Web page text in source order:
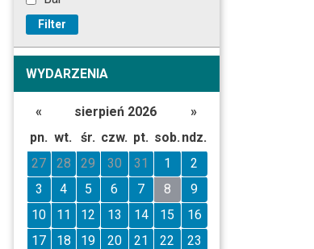
Filter
WYDARZENIA
« sierpień 2026
»
pn. wt. śr. czw. pt. sob. ndz.
27
28 29 30 31 1
2
3
4 5 6 7 8
9
10
11 12 13 14 15
16
17
18 19 20 21 22
23